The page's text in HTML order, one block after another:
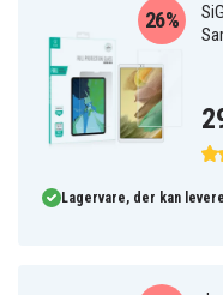
26%
Lagervare, der kan